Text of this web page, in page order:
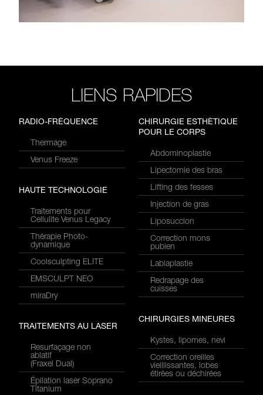
LIENS RAPIDES
RADIO-FRÉQUENCE
Thermage
Venus Freeze
HAUTE TECHNOLOGIE
Traitements pour
Cellulite Venus Legacy
Thérapie Photo-
dynamique
Coolsculpting ELITE
EMSCULPT NEO
miraDry
TRAITEMENTS AU LASER
Resurfaçage non
ablatif
(Fraxel Dual)
Épilation laser Soprano
Titanium
CHIRURGIE ESTHÉTIQUE
POUR LE CORPS
Abdominoplastie
Lipectomie des bras
Lifting des fesses
Injection de gras
Liposuccion
Correction mons
pubien
Labiaplastie
Redrapage des
cuisses
CHIRURGIES MINEURES
Kystes, lipomes, nevi
Correction oreilles
vieillissantes, lobes
étirées ou déchirées